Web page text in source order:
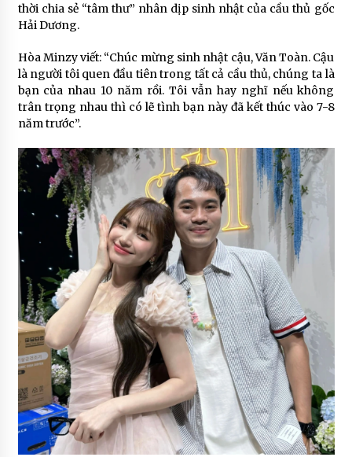
thời chia sẻ “tâm thư” nhân dịp sinh nhật của cầu thủ gốc
Hải Dương.
Hòa Minzy viết: “Chúc mừng sinh nhật cậu, Văn Toàn. Cậu
là người tôi quen đầu tiên trong tất cả cầu thủ, chúng ta là
bạn của nhau 10 năm rồi. Tôi vẫn hay nghĩ nếu không
trân trọng nhau thì có lẽ tình bạn này đã kết thúc vào 7-8
năm trước”.